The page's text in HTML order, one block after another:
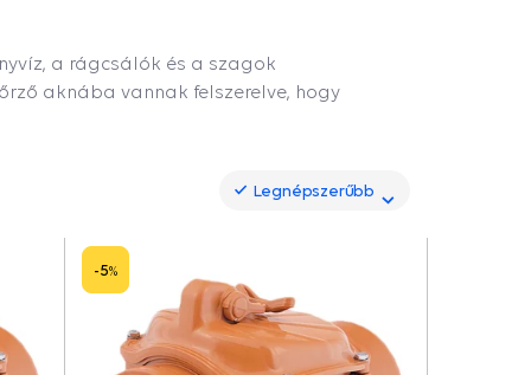
a rágcsálók és a szagok
aknába vannak felszerelve, hogy
Legnépszerűbb
-5%